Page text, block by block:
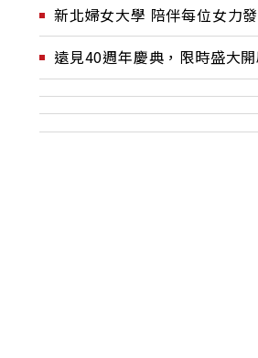
新北婦女大學 陪伴每位女力
遠見40週年慶典，限時盛大